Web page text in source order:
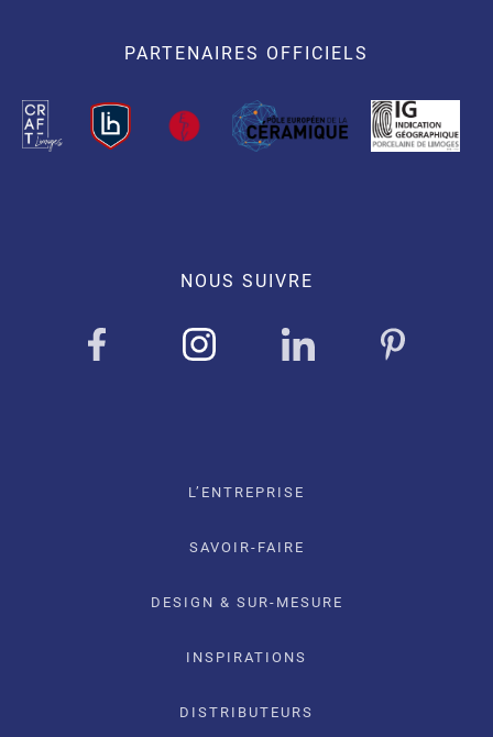
PARTENAIRES OFFICIELS
NOUS SUIVRE
L’ENTREPRISE
SAVOIR-FAIRE
DESIGN & SUR-MESURE
INSPIRATIONS
DISTRIBUTEURS